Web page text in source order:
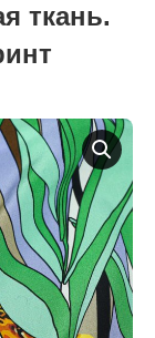
ткань.